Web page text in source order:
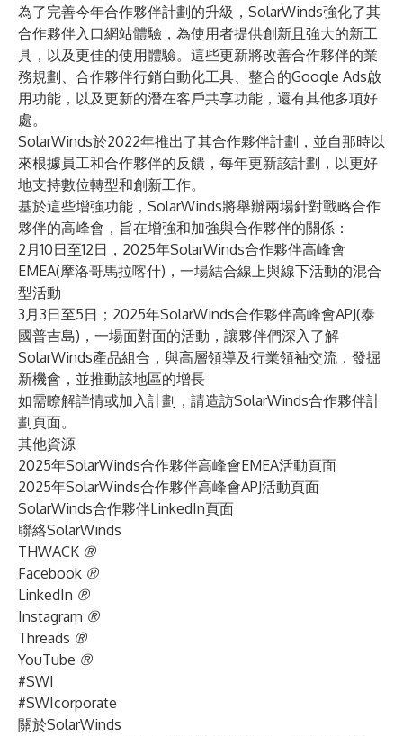
為了完善今年合作夥伴計劃的升級，SolarWinds強化了其
合作夥伴入口網站體驗，為使用者提供創新且強大的新工
具，以及更佳的使用體驗。這些更新將改善合作夥伴的業
務規劃、合作夥伴行銷自動化工具、整合的Google Ads啟
用功能，以及更新的潛在客戶共享功能，還有其他多項好
處。
SolarWinds於2022年推出了其合作夥伴計劃，並自那時以
來根據員工和合作夥伴的反饋，每年更新該計劃，以更好
地支持數位轉型和創新工作。
基於這些增強功能，SolarWinds將舉辦兩場針對戰略合作
夥伴的高峰會，旨在增強和加強與合作夥伴的關係：
2月10日至12日， 2025年SolarWinds合作夥伴高峰會
EMEA(摩洛哥馬拉喀什)，一場結合線上與線下活動的混合
型活動
3月3日至5日； 2025年SolarWinds合作夥伴高峰會APJ(泰
國普吉島)，一場面對面的活動，讓夥伴們深入了解
SolarWinds產品組合，與高層領導及行業領袖交流，發掘
新機會，並推動該地區的增長
如需瞭解詳情或加入計劃，請造訪SolarWinds合作夥伴計
劃頁面。
其他資源
2025年SolarWinds合作夥伴高峰會EMEA活動頁面
2025年SolarWinds合作夥伴高峰會APJ活動頁面
SolarWinds合作夥伴LinkedIn頁面
聯絡SolarWinds
THWACK ®
Facebook ®
LinkedIn ®
Instagram ®
Threads ®
YouTube ®
#SWI
#SWIcorporate
關於SolarWinds